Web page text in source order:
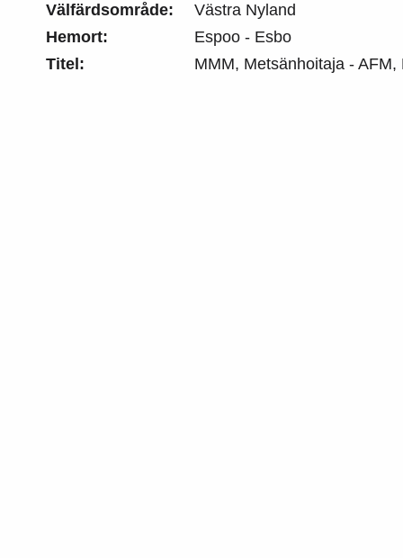
Välfärdsområde:
Västra Nyland
Hemort:
Espoo - Esbo
Titel:
MMM, Metsänhoitaja - AFM,